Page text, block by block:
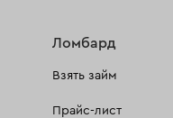
Ломбард
Взять займ
Прайс-лист